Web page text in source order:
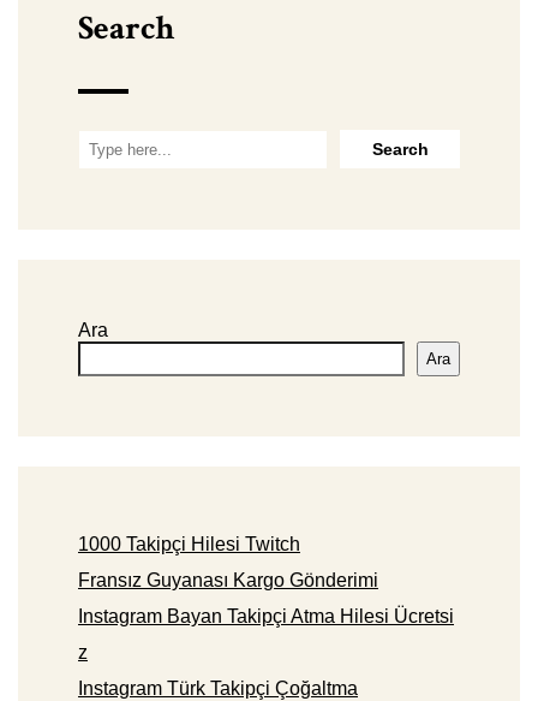
Search
Ara
Ara
1000 Takipçi Hilesi Twitch
Fransız Guyanası Kargo Gönderimi
Instagram Bayan Takipçi Atma Hilesi Ücretsi
z
Instagram Türk Takipçi Çoğaltma